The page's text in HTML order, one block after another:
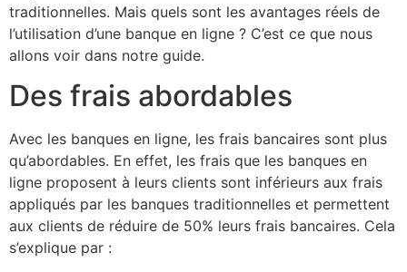
traditionnelles. Mais quels sont les avantages réels de
l’utilisation d’une banque en ligne ? C’est ce que nous
allons voir dans notre guide.
Des frais abordables
Avec les banques en ligne, les frais bancaires sont plus
qu’abordables. En effet, les frais que les banques en
ligne proposent à leurs clients sont inférieurs aux frais
appliqués par les banques traditionnelles et permettent
aux clients de réduire de 50% leurs frais bancaires. Cela
s’explique par :